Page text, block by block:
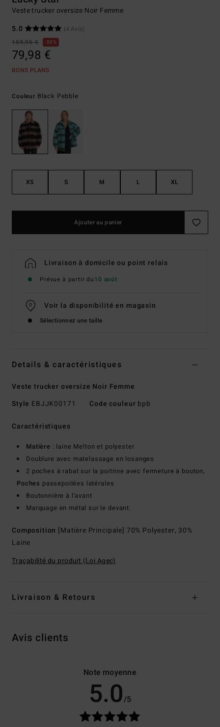
Veste trucker oversize Noir Femme
5.0
(4 Avis)
159,95 €
50%
79,98 €
BONS PLANS
Couleur Black Pebble
XS S M L XL
Ajouter au panier
Livraison à domicile ou point relais
Prévue à partir du10 août
Voir la disponibilité en magasin
Sélectionnez une taille
Details & caractéristiques
Veste trucker oversize Noir Femme
Style EBJJK00171 Code couleur bpb
Caractéristiques
Matière : laine Melton et polyester
Doublure avec matelassage en losanges
2 poches à rabat sur la poitrine avec fermeture à bouton,
Poches passepoilées latérales
Boutonnière à l'avant
Marquage en métal sur le devant.
Composition [Matière Principale] 70% Polyester, 30%
Laine
Traçabilité du produit (Loi Agec)
Livraison & Retours
Avis clients
Note moyenne
5.0/5